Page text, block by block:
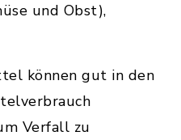
und Obst),
können gut in den
Verfall zu